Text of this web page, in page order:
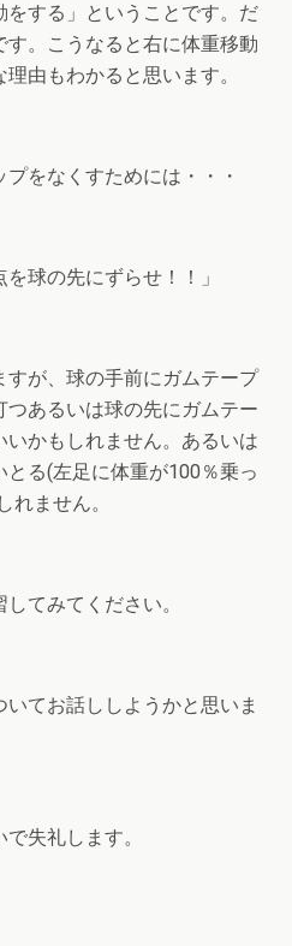
する」ということです。だ
。こうなると右に体重移動
由もわかると思います。
をなくすためには・・・
球の先にずらせ！！」
が、球の手前にガムテープ
あるいは球の先にガムテー
かもしれません。あるいは
る(左足に体重が100％乗っ
れません。
てみてください。
てお話ししようかと思いま
失礼します。